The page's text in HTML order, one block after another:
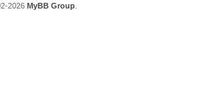
2026 MyBB Group